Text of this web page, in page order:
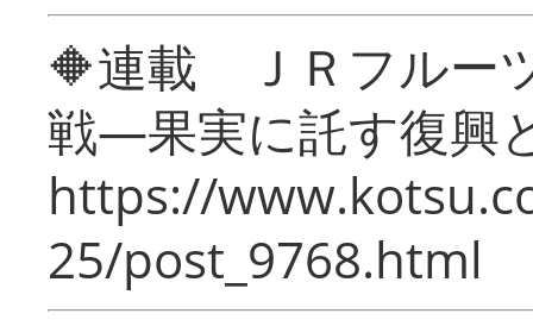
🔶連載 ＪＲフルー
戦―果実に託す復興
https://
25/post_9768.html